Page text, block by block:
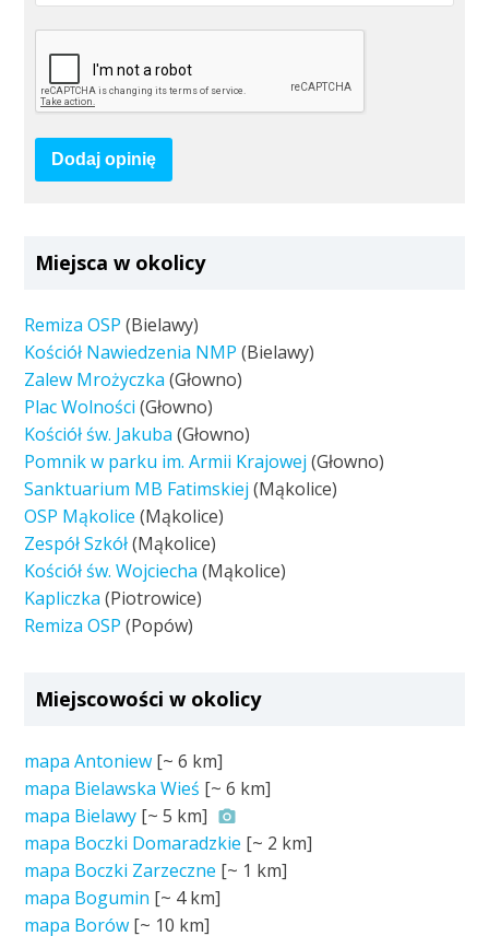
Dodaj opinię
Miejsca w okolicy
Remiza OSP (Bielawy)
Kościół Nawiedzenia NMP (Bielawy)
Zalew Mrożyczka (Głowno)
Plac Wolności (Głowno)
Kościół św. Jakuba (Głowno)
Pomnik w parku im. Armii Krajowej (Głowno)
Sanktuarium MB Fatimskiej (Mąkolice)
OSP Mąkolice (Mąkolice)
Zespół Szkół(Mąkolice)
Kościół św. Wojciecha (Mąkolice)
Kapliczka (Piotrowice)
Remiza OSP (Popów)
Miejscowości w okolicy
mapa Antoniew [~6 km]
mapa Bielawska Wieś [~6 km]
mapa Bielawy [~5 km]
mapa Boczki Domaradzkie [~ 2 km]
mapa Boczki Zarzeczne [~ 1 km]
mapa Bogumin [~ 4 km]
mapa Borów [~ 10 km]